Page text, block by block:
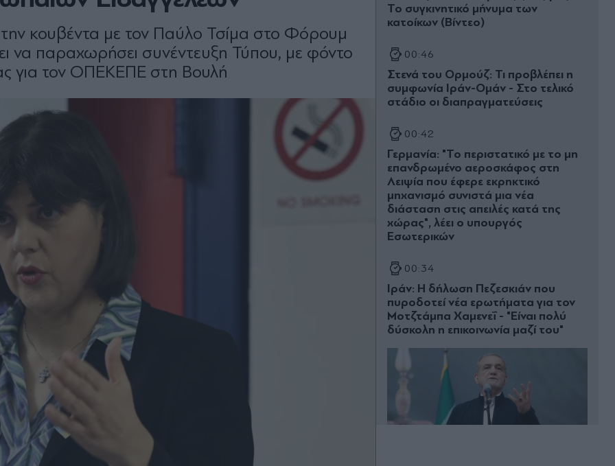
κουβέντα με τον Παύλο Τσίμα στο Φόρουμ
παραχωρήσει συνέντευξη Τύπου, με φόντο
για τον ΟΠΕΚΕΠΕ στη Βουλή
Το συγκινητικό μήνυμα των
κατοίκων (Βίντεο)
00:46
Στενά του Ορμούζ: Τι προβλέπει η
συμφωνία Ιράν-Ομάν - Στο τελικό
στάδιο οι διαπραγματεύσεις
00:42
Γερμανία: "Το περιστατικό με το μη
επανδρωμένο αεροσκάφος στη
Λειψία που έφερε εκρηκτικό
μηχανισμό συνιστά μια νέα
διάσταση στις απειλές κατά της
χώρας", λέει ο υπουργός
Εσωτερικών
00:34
Ιράν: Η δήλωση Πεζεσκιάν που
πυροδοτεί νέα ερωτήματα για τον
Μοτζτάμπα Χαμενεΐ - "Είναι πολύ
δύσκολη η επικοινωνία μαζί του"